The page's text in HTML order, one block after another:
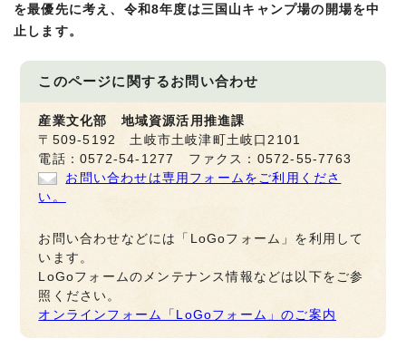
を最優先に考え、令和8年度は三国山キャンプ場の開場を中
止します。
このページに関するお問い合わせ
産業文化部 地域資源活用推進課
〒509-5192 土岐市土岐津町土岐口2101
電話：0572-54-1277 ファクス：0572-55-7763
お問い合わせは専用フォームをご利用くださ
い。
お問い合わせなどには「LoGoフォーム」を利用して
います。
LoGoフォームのメンテナンス情報などは以下をご参
照ください。
オンラインフォーム「LoGoフォーム」のご案内